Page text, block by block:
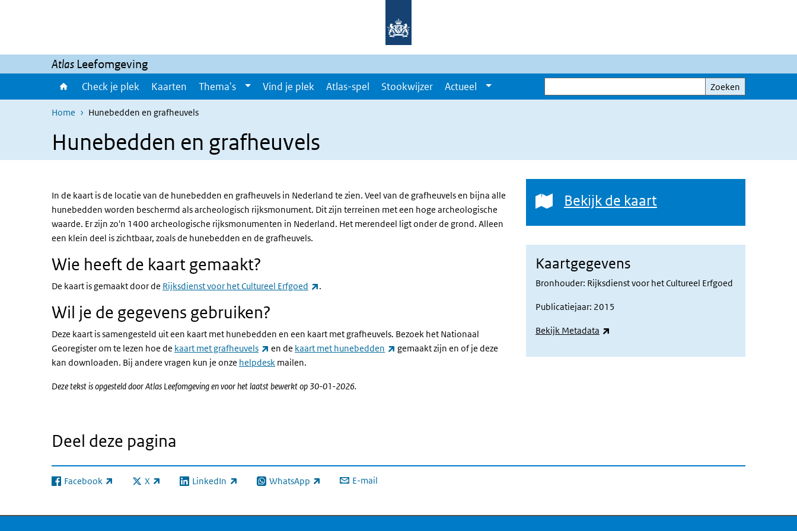
Atlas Leefomgeving
Check je plek Kaarten Thema's Vind je plek Atlas-spel Stookwijzer Actueel
Zoeken
Zoeken
Home Hunebedden en grafheuvels
Hunebedden en grafheuvels
In de kaart is de locatie van de hunebedden en grafheuvels in Nederland te zien. Veel van de grafheuvels en bijna alle
hunebedden worden beschermd als archeologisch rijksmonument. Dit zijn terreinen met een hoge archeologische
waarde. Er zijn zo'n 1400 archeologische rijksmonumenten in Nederland. Het merendeel ligt onder de grond. Alleen
een klein deel is zichtbaar, zoals de hunebedden en de grafheuvels.
Wie heeft de kaart gemaakt?
De kaart is gemaakt door de Rijksdienst voor het Cultureel Erfgoed (externe link)
.
Wil je de gegevens gebruiken?
Deze kaart is samengesteld uit een kaart met hunebedden en een kaart met grafheuvels. Bezoek het Nationaal
Georegister om te lezen hoe de kaart met grafheuvels (externe link)
en de kaart met hunebedden (externe link)
gemaakt zijn en of je deze
kan downloaden. Bij andere vragen kun je onze helpdesk mailen.
Deze tekst is opgesteld door Atlas Leefomgeving en voor het laatst bewerkt op 30-01-2026.
Bekijk de kaart
Bekijk de kaart
Kaartgegevens
Bronhouder: Rijksdienst voor het Cultureel Erfgoed
Publicatiejaar: 2015
Bekijk Metadata
Deel deze pagina
Facebook
(externe link) X
(externe link) LinkedIn
(externe link) WhatsApp
(externe link) E-mail